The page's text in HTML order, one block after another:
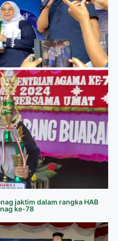
jaktim dalam rangka HAB
ke-78